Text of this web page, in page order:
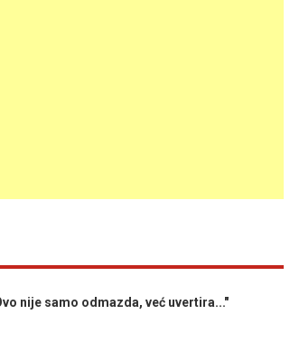
nije samo odmazda, već uvertira..."